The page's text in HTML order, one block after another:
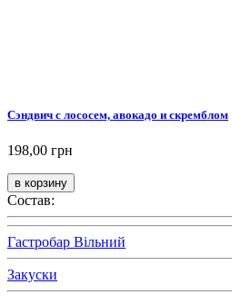
Сэндвич с лососем, авокадо и скремблом
198,00 грн
Состав:
Гастробар Вільний
Закуски